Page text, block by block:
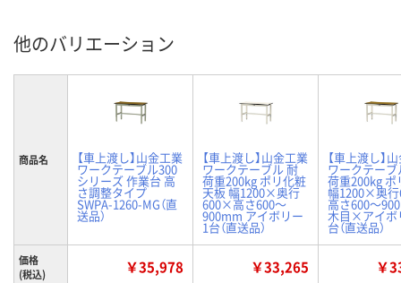
他のバリエーション
商品名 【車上渡し】山金工業
ワークテーブル300
シリーズ 作業台 高
さ調整タイプ
SWPA-1260-MG（直
送品）
【車上渡し】山金工業
ワークテーブル 耐
荷重200kg ポリ化粧
天板 幅1200×奥行
600×高さ600～
900mm アイボリー
1台（直送品）
【車上渡し】
ワークテーブ
荷重200kg ポ
幅1200×奥
高さ600～
木目×アイボ
台（直送品）
価格
(税込)
￥35,978 ￥33,265 ￥